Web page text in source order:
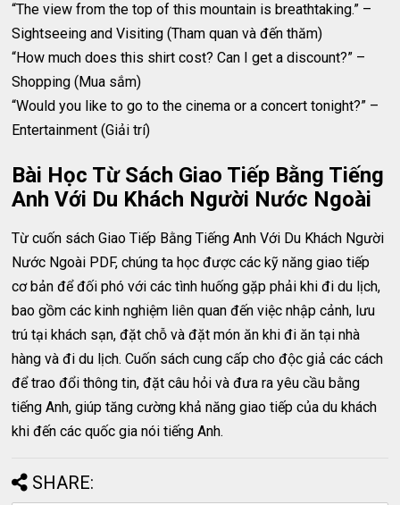
“The view from the top of this mountain is breathtaking.” –
Sightseeing and Visiting (Tham quan và đến thăm)
“How much does this shirt cost? Can I get a discount?” –
Shopping (Mua sắm)
“Would you like to go to the cinema or a concert tonight?” –
Entertainment (Giải trí)
Bài Học Từ Sách Giao Tiếp Bằng Tiếng
Anh Với Du Khách Người Nước Ngoài
Từ cuốn sách Giao Tiếp Bằng Tiếng Anh Với Du Khách Người
Nước Ngoài PDF, chúng ta học được các kỹ năng giao tiếp
cơ bản để đối phó với các tình huống gặp phải khi đi du lịch,
bao gồm các kinh nghiệm liên quan đến việc nhập cảnh, lưu
trú tại khách sạn, đặt chỗ và đặt món ăn khi đi ăn tại nhà
hàng và đi du lịch. Cuốn sách cung cấp cho độc giả các cách
để trao đổi thông tin, đặt câu hỏi và đưa ra yêu cầu bằng
tiếng Anh, giúp tăng cường khả năng giao tiếp của du khách
khi đến các quốc gia nói tiếng Anh.
SHARE: